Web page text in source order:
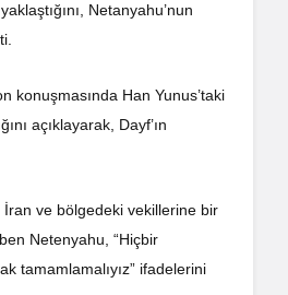
Netanyahu’nun
konuşmasında Han Yunus’taki
açıklayarak, Dayf’ın
İran ve bölgedeki vekillerine bir
Netenyahu, “Hiçbir
tamamlamalıyız” ifadelerini